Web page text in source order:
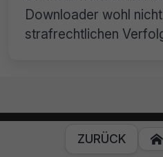
Downloader wohl
strafrechtlichen
Impressum
ZURÜCK 